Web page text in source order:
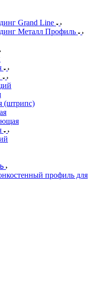
Grand Line
Металл Профиль
(штрипс)
профиль для